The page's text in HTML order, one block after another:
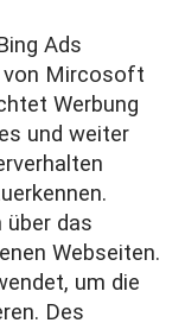
Ads
von Mircosoft
Werbung
und weiter
das
Webseiten.
um die
Des